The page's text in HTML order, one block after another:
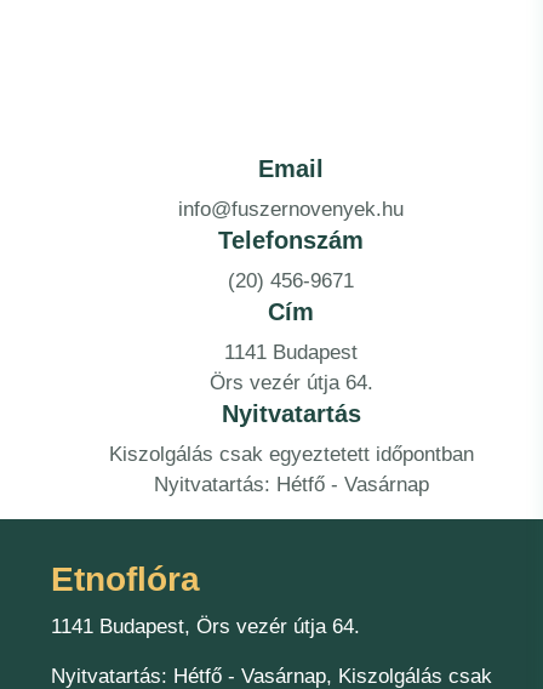
Email
info@fuszernovenyek.hu
Telefonszám
(20) 456-9671
Cím
1141 Budapest
Örs vezér útja 64.
Nyitvatartás
Kiszolgálás csak egyeztetett időpontban
Nyitvatartás: Hétfő - Vasárnap
Etnoflóra
1141 Budapest, Örs vezér útja 64.
Nyitvatartás: Hétfő - Vasárnap, Kiszolgálás csak